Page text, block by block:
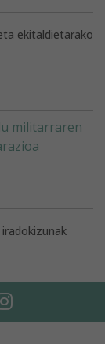
ekitaldietarako
militarraren
Instagram